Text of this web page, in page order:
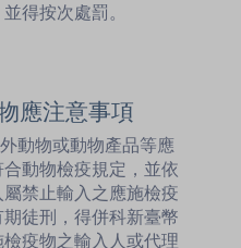
得按次處罰。
應注意事項
動物或動物產品等應
動物檢疫規定，並依
禁止輸入之應施檢疫
徒刑，得併科新臺幣
疫物之輸入人或代理